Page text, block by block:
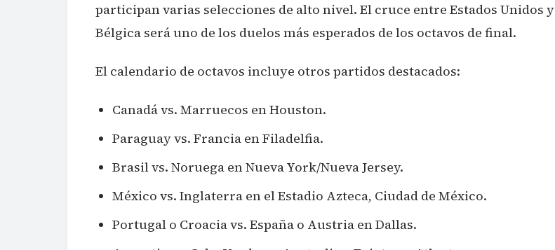
participan varias selecciones de alto nivel. El cruce entre Estados Unidos y
Bélgica será uno de los duelos más esperados de los octavos de final.
El calendario de octavos incluye otros partidos destacados:
Canadá vs. Marruecos en Houston.
Paraguay vs. Francia en Filadelfia.
Brasil vs. Noruega en Nueva York/Nueva Jersey.
México vs. Inglaterra en el Estadio Azteca, Ciudad de México.
Portugal o Croacia vs. España o Austria en Dallas.